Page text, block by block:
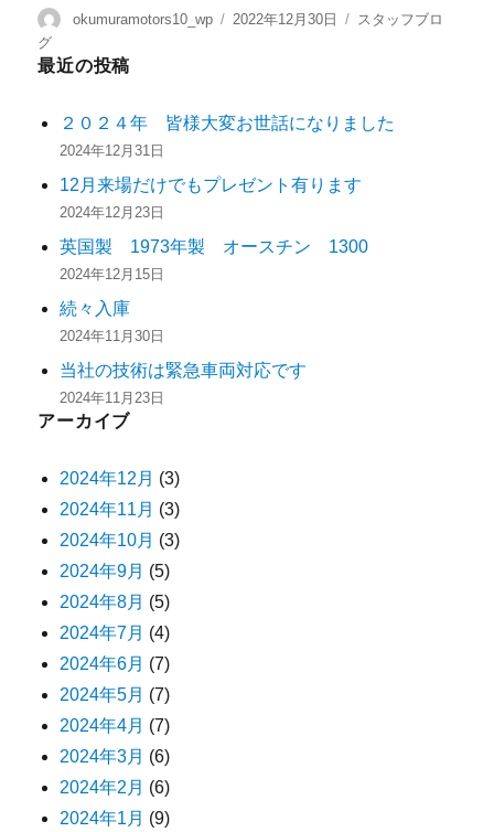
okumuramotors10_wp 2022年12月30日
スタッフブロ
グ
最近の投稿
２０２４年 皆様大変お世話になりました
2024年12月31日
12月来場だけでもプレゼント有ります
2024年12月23日
英国製 1973年製 オースチン 1300
2024年12月15日
続々入庫
2024年11月30日
当社の技術は緊急車両対応です
2024年11月23日
アーカイブ
2024年12月 (3)
2024年11月 (3)
2024年10月 (3)
2024年9月 (5)
2024年8月 (5)
2024年7月 (4)
2024年6月 (7)
2024年5月 (7)
2024年4月 (7)
2024年3月 (6)
2024年2月 (6)
2024年1月 (9)